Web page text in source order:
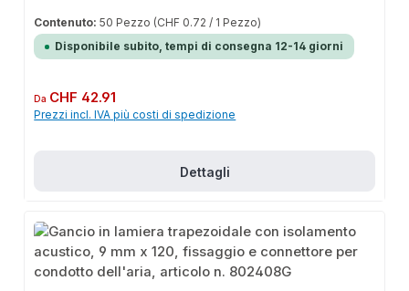
Contenuto:50 Pezzo (CHF 0.72 / 1 Pezzo)
Disponibile subito, tempi di consegna 12-14 giorni
Prezzo normale:
Da CHF 42.91
Prezzi incl. IVA più costi di spedizione
Dettagli